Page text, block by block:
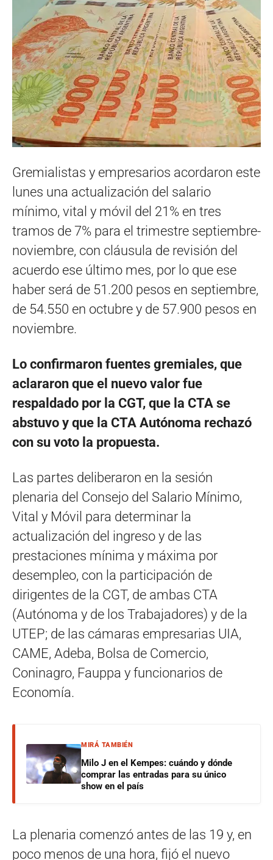
Gremialistas y empresarios acordaron este
lunes una actualización del salario
mínimo, vital y móvil del 21% en tres
tramos de 7% para el trimestre septiembre-
noviembre, con cláusula de revisión del
acuerdo ese último mes, por lo que ese
haber será de 51.200 pesos en septiembre,
de 54.550 en octubre y de 57.900 pesos en
noviembre.
Lo confirmaron fuentes gremiales, que
aclararon que el nuevo valor fue
respaldado por la CGT, que la CTA se
abstuvo y que la CTA Autónoma rechazó
con su voto la propuesta.
Las partes deliberaron en la sesión
plenaria del Consejo del Salario Mínimo,
Vital y Móvil para determinar la
actualización del ingreso y de las
prestaciones mínima y máxima por
desempleo, con la participación de
dirigentes de la CGT, de ambas CTA
(Autónoma y de los Trabajadores) y de la
UTEP; de las cámaras empresarias UIA,
CAME, Adeba, Bolsa de Comercio,
Coninagro, Fauppa y funcionarios de
Economía.
MIRÁ TAMBIÉN
Milo J en el Kempes: cuándo y dónde
comprar las entradas para su único
show en el país
La plenaria comenzó antes de las 19 y, en
poco menos de una hora, fijó el nuevo